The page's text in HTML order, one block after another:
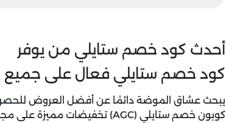
أحدث كود خصم ستايلي من يوفر
كود خصم ستايلي فعال على جميع
يبحث عشاق الموضة دائمًا عن أفضل العروض
كوبون خصم ستايلي (AGC
) تخفيضات مميزة على